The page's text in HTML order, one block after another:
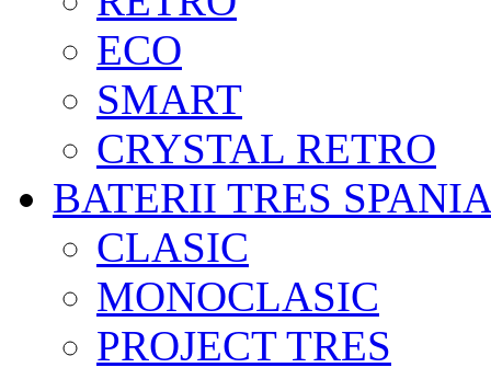
ECO
SMART
CRYSTAL RETRO
BATERII TRES
CLASIC
MONOCLASIC
PROJECT TRES